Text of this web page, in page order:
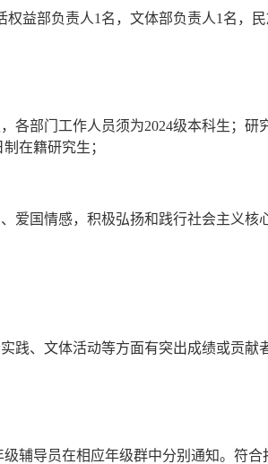
益部负责人1名，文体部负责人1名，
各部门工作人员须为2024级本科生；研
在籍研究生；
爱国情感，积极弘扬和践行社会主义核
践、文体活动等方面有突出成绩或贡献
辅导员在相应年级群中分别通知。符